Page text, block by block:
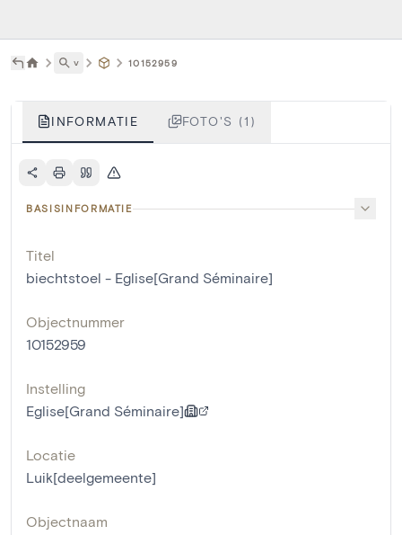
˅ 10152959
INFORMATIE FOTO'S (1)
BASISINFORMATIE
Titel
biechtstoel - Eglise[Grand Séminaire]
Objectnummer
10152959
Instelling
Eglise[Grand Séminaire]
Locatie
Luik[deelgemeente]
Objectnaam